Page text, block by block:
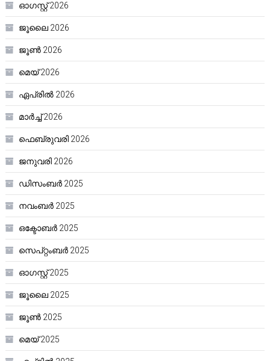
ഓഗസ്റ്റ്‌ 2026
ജൂലൈ 2026
ജൂൺ 2026
മെയ്‌ 2026
ഏപ്രിൽ 2026
മാർച്ച്‌ 2026
ഫെബ്രുവരി 2026
ജനുവരി 2026
ഡിസംബർ 2025
നവംബർ 2025
ഒക്ടോബർ 2025
സെപ്റ്റംബർ 2025
ഓഗസ്റ്റ്‌ 2025
ജൂലൈ 2025
ജൂൺ 2025
മെയ്‌ 2025